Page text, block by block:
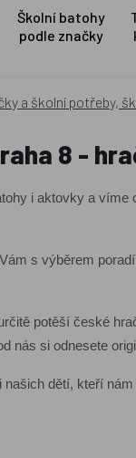
Školní batohy
podle značky
a školní potřeby,
8 -
i aktovky a
s výběrem
potěší české
nás si odnesete
dětí, kteří